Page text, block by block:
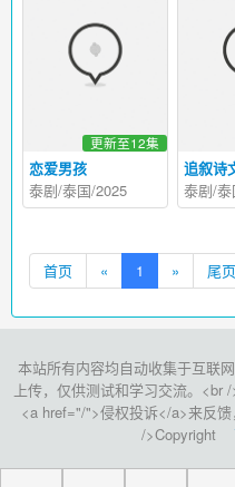
恋爱男孩
更新至12集
泰剧/泰国/2025
追叙诗
泰剧/
首页 « 1 » 尾页
本站所有内容均自动收集于互联
上传，仅供测试和学习交流。<br
<a href="/">侵权投诉</a>来反
/>Copyright